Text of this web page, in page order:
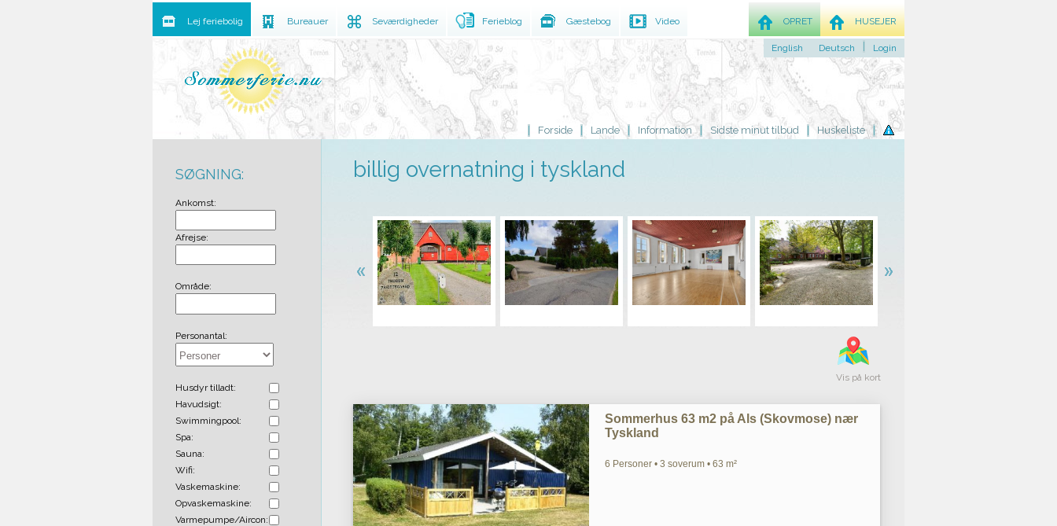
Forside Lande Information Sidste minut tilbud Huskeliste
billig overnatning i tyskland
Vis på kort
Sommerhus 63 m2 på Als (Skovmose) nær
Tyskland
6 Personer • 3 soverum • 63 m²
SØGNING:
Ankomst:
Afrejse:
Område:
Personantal:
Husdyr tilladt:
Havudsigt:
Swimmingpool:
Spa:
Sauna:
Wifi:
Vaskemaskine:
Opvaskemaskine:
Varmepumpe/Aircon:
Lej feriebolig Bureauer Seværdigheder Ferieblog Gæstebog Video HUSEJER
OPRET
English Deutsch Login